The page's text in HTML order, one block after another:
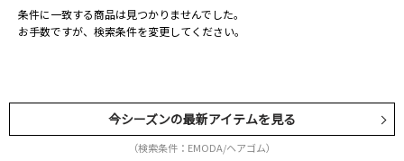
条件に一致する商品は見つかりませんでした。
お手数ですが、検索条件を変更してください。
今シーズンの最新アイテムを見る
（検索条件：EMODA/ヘアゴム）